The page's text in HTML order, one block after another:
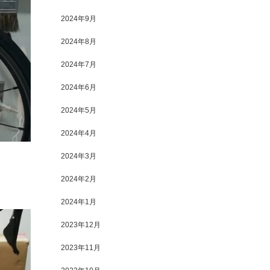
2024年9月
2024年8月
2024年7月
2024年6月
2024年5月
2024年4月
2024年3月
2024年2月
2024年1月
2023年12月
2023年11月